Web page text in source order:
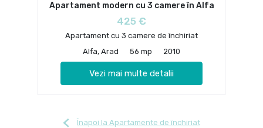
Apartament modern cu 3 camere în Alfa
425 €
Apartament cu 3 camere de închiriat
Alfa, Arad
56 mp 2010
Vezi mai multe detalii
Înapoi la Apartamente de închiriat